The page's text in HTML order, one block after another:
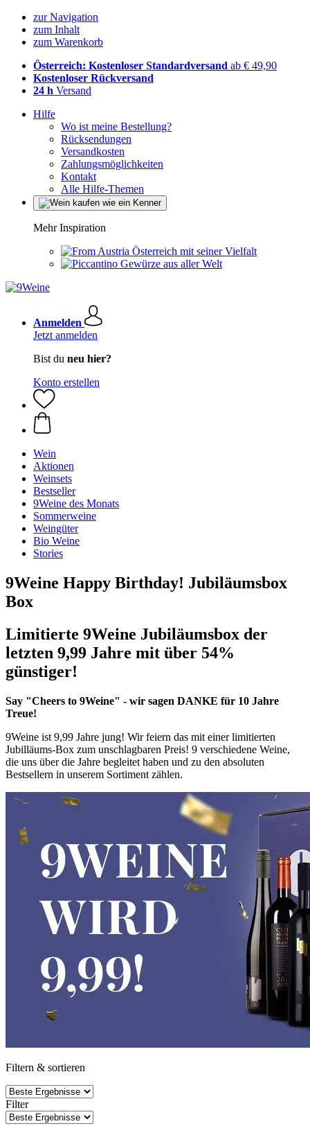
zur Navigation
zum Inhalt
zum Warenkorb
Österreich: Kostenloser Standardversand ab € 49,90
Kostenloser Rückversand
24 h Versand
Hilfe
Wo ist meine Bestellung?
Rücksendungen
Versandkosten
Zahlungsmöglichkeiten
Kontakt
Alle Hilfe-Themen
Mehr Inspiration
Österreich mit seiner Vielfalt
Gewürze aus aller Welt
Anmelden
Jetzt anmelden
Bist du neu hier?
Konto erstellen
Wein
Aktionen
Weinsets
Bestseller
9Weine des Monats
Sommerweine
Weingüter
Bio Weine
Stories
9Weine Happy Birthday! Jubiläumsbox
Box
Limitierte 9Weine Jubiläumsbox der
letzten 9,99 Jahre mit über 54%
günstiger!
Say "Cheers to 9Weine" - wir sagen DANKE für 10 Jahre
Treue!
9Weine ist 9,99 Jahre jung! Wir feiern das mit einer limitierten
Jubilläums-Box zum unschlagbaren Preis! 9 verschiedene Weine,
die uns über die Jahre begleitet haben und zu den absoluten
Bestsellern in unserem Sortiment zählen.
Filtern & sortieren
Filter